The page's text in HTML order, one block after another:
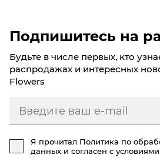
Подпишитесь на
Будьте в числе первых, кто
распродажах и интересных
Flowers
Я прочитал Политика по
данных и согласен с условиями